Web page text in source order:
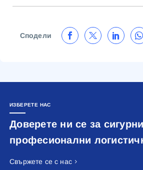
Сподели
ИЗБЕРЕТЕ НАС
Доверете ни се за
професионални
Свържете се с нас